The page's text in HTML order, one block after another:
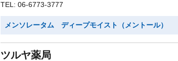
TEL: 06-6773-3777
メンソレータム ディープモイスト（メントール）
ツルヤ薬局